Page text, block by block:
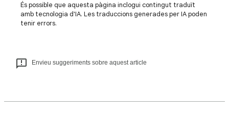
És possible que aquesta pàgina inclogui contingut traduït
amb tecnologia d'IA. Les traduccions generades per IA poden
tenir errors.
Envieu suggeriments sobre aquest article